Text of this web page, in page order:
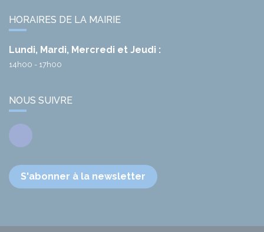
HORAIRES DE LA MAIRIE
Lundi, Mardi, Mercredi et Jeudi :
14h00 - 17h00
NOUS SUIVRE
Facebook
S'abonner à la newsletter